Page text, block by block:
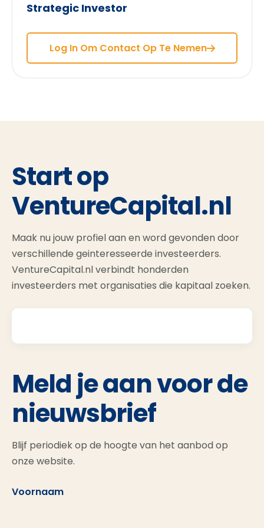
Strategic Investor
Log In Om Contact Op Te Nemen
Start op
VentureCapital.nl
Maak nu jouw profiel aan en word gevonden door
verschillende geinteresseerde investeerders.
VentureCapital.nl verbindt honderden
investeerders met organisaties die kapitaal zoeken.
Meld je aan voor de
nieuwsbrief
Blijf periodiek op de hoogte van het aanbod op
onze website.
Voornaam